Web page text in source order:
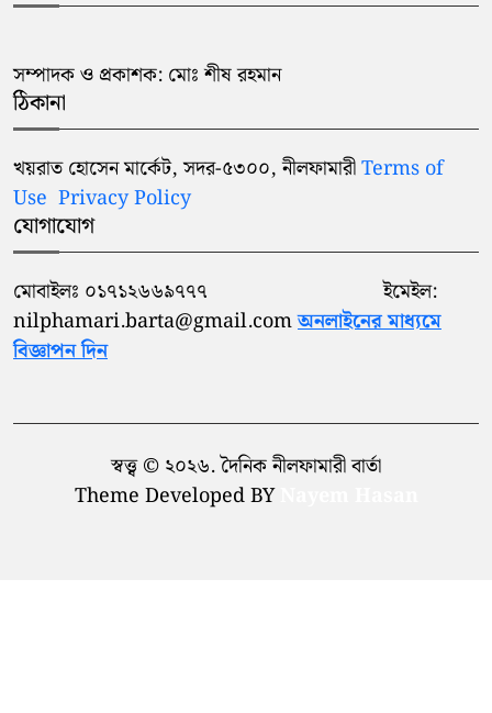
দ্বিতীয় বার্ষিকী উপলক্ষে জামায়াতের
জিয়ারত
সৈয়দপুরে সহকারী শিক্ষা কর্মকর্তার
৯
প্যারোলে মায়ের জানাজায় অংশ
নিলেন নীলফামারী সাবেক উপজেলা
১০
সম্পাদক ও প্রকাশক: মোঃ শীষ রহমান
ঠিকানা
খয়রাত হোসেন মার্কেট, সদর-৫৩০০, নীলফামারীTerms of
Use Privacy Policy
যোগাযোগ
মোবাইলঃ ০১৭১২৬৬৯৭৭৭ ইমেইল:
nilphamari.barta@gmail.comঅনলাইনের মাধ্যমে
বিজ্ঞাপন দিন
স্বত্ত্ব © ২০২৬. দৈনিক নীলফামারী বার্তা
Theme Developed BY